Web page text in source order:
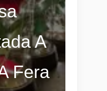
A
Fera